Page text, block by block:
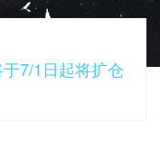
7/1日起将扩仓